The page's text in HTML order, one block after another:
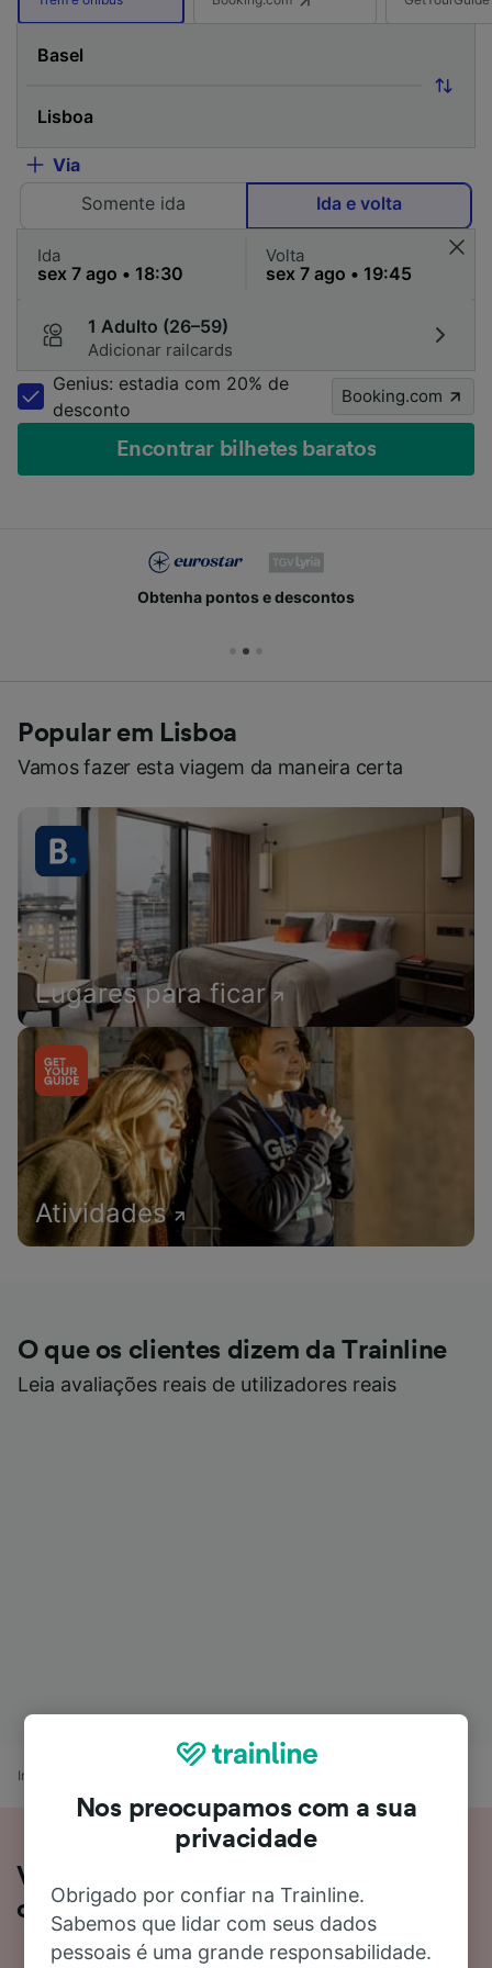
Via
Somente ida
Ida e volta
Ida Volta
1 Adulto (26–59)
Adicionar railcards
Genius: estadia com 20% de
desconto
Booking.com
Encontrar bilhetes baratos
Obtenha pontos e descontos
Popular em Lisboa
Vamos fazer esta viagem da maneira certa
Lugares para ficar
Atividades
O que os clientes dizem da Trainline
Leia avaliações reais de utilizadores reais
Início
Viajar de Basileia para Lisboa de
comboio
Nos preocupamos com a sua
privacidade
Obrigado por confiar na Trainline.
Sabemos que lidar com seus dados
pessoais é uma grande responsabilidade.